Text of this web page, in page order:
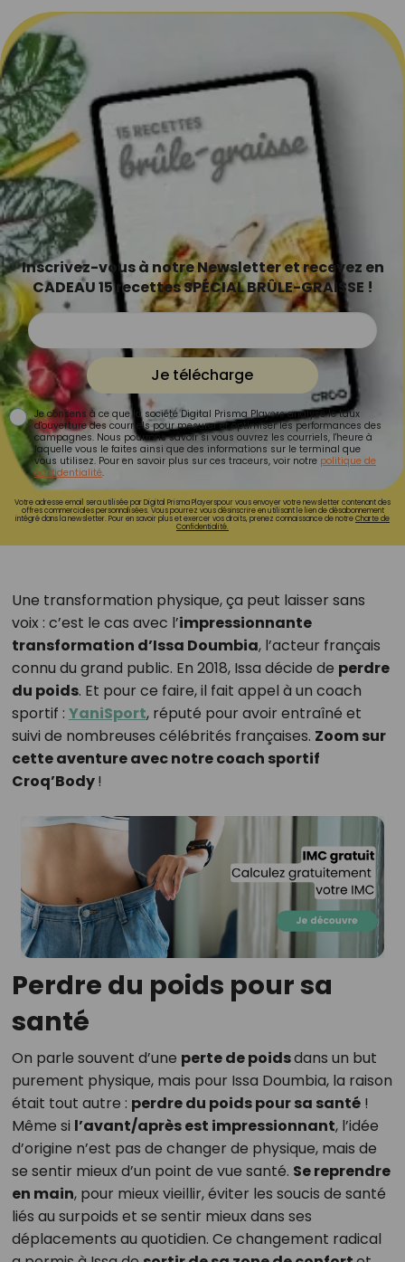
Inscrivez-vous à notre Newsletter et recevez en
CADEAU 15 recettes SPÉCIAL BRÛLE-GRAISSE !
Je télécharge
Je consens à ce que la société Digital Prisma Players analyse le taux
d'ouverture des courriels pour mesurer et optimiser les performances des
campagnes. Nous pourrons savoir si vous ouvrez les courriels, l'heure à
laquelle vous le faites ainsi que des informations sur le terminal que
vous utilisez. Pour en savoir plus sur ces traceurs, voir notre politique de
confidentialité.
Votre adresse email sera utilisée par Digital Prisma Playerspour vous envoyer votre newsletter contenant des
offres commerciales personnalisées. Vous pourrez vous désinscrire en utilisant le lien de désabonnement
intégré dans la newsletter. Pour en savoir plus et exercer vos droits, prenez connaissance de notreCharte de
Confidentialité.
Une transformation physique, ça peut laisser sans
voix : c’est le cas avec l’impressionnante
transformation d’Issa Doumbia, l’acteur français
connu du grand public. En 2018, Issa décide de perdre
du poids. Et pour ce faire, il fait appel à un coach
sportif : YaniSport, réputé pour avoir entraîné et
suivi de nombreuses célébrités françaises. Zoom sur
cette aventure avec notre coach sportif
Croq’Body!
Perdre du poids pour sa
santé
On parle souvent d’une perte de poidsdans un but
purement physique, mais pour Issa Doumbia, la raison
était tout autre : perdre du poids pour sa santé!
Même si l’avant/après est impressionnant, l’idée
d’origine n’est pas de changer de physique, mais de
se sentir mieux d’un point de vue santé. Se reprendre
en main, pour mieux vieillir, éviter les soucis de santé
liés au surpoids et se sentir mieux dans ses
déplacements au quotidien. Ce changement radical